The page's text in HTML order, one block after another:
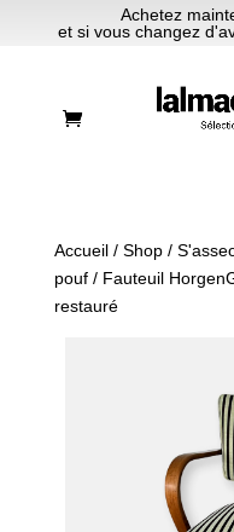
Achetez
et si vous changez
Accueil/ Shop/
pouf/ Fauteuil
restauré